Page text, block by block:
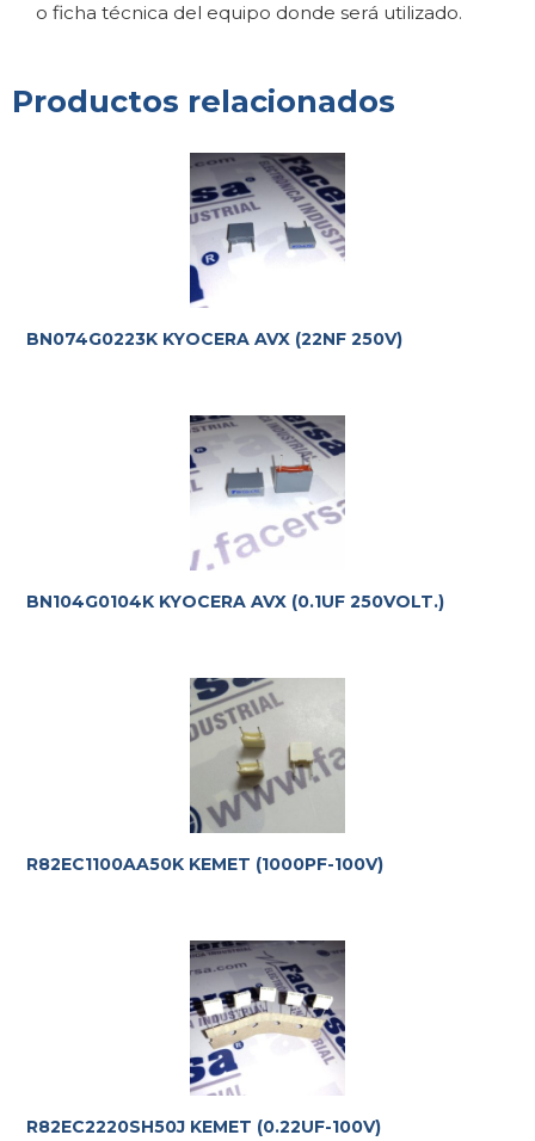
o ficha técnica del equipo donde será utilizado.
Productos relacionados
BN074G0223K KYOCERA AVX (22NF 250V)
BN104G0104K KYOCERA AVX (0.1UF 250VOLT.)
R82EC1100AA50K KEMET (1000PF-100V)
R82EC2220SH50J KEMET (0.22UF-100V)